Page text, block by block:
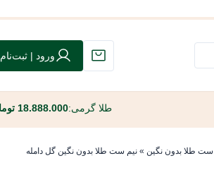
ورود | ثبت‌نام
طلا گرمی:18.888.000 تومان
ست طلا بدون نگین » نیم ست طلا بدون نگین گل دامله